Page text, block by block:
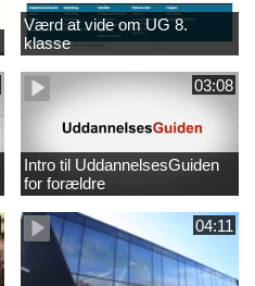
Værd at vide om UG 8.
klasse
03:08
Intro til UddannelsesGuiden
for forældre
04:11